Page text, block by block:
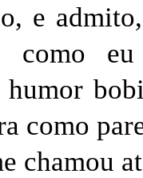
e
eu
como
chamou